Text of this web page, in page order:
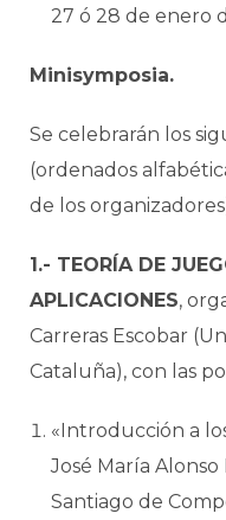
27 ó 28 de enero
Minisymposia.
Se celebrarán los
(ordenados
de los
1.- TEORÍA DE
APLICACIONES,
Carreras Escobar
Cataluña), con las
«Introducción a
José María
Santiago de